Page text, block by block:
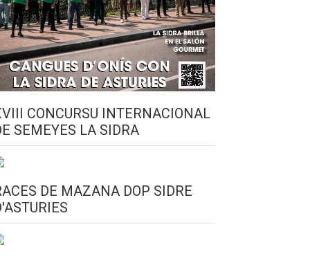
CONCURSU INTERNACIONAL
SEMEYES LA SIDRA
DE MAZANA DOP SIDRE